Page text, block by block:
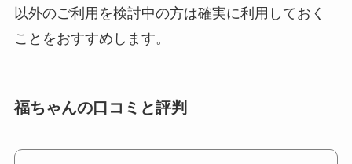
以外のご利用を検討中の方は確実に利用しておく
ことをおすすめします。
福ちゃんの口コミと評判